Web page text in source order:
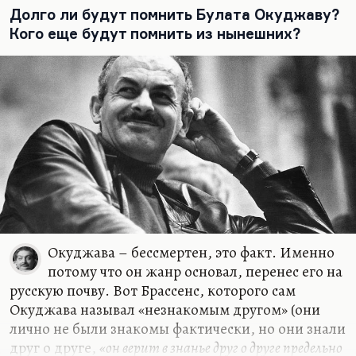
был трагической личностью во многом. И при
этом – чтобы он умел свое отстаивать до конца,
как Шварц, который казался и робким, и каким-
то чересчур интеллигентным. И эти вечно
дрожащие руки…
Долго ли будут помнить Булата Окуджаву?
Кого еще будут помнить из нынешних?
Окуджава – бессмертен, это факт. Именно
потому что он жанр основал, перенес его на
русскую почву. Вот Брассенс, которого сам
Окуджава называл «незнакомым другом» (они
лично не были знакомы фактически, но они знали
друг о друге, «он верит в знанье друг о друге предельно